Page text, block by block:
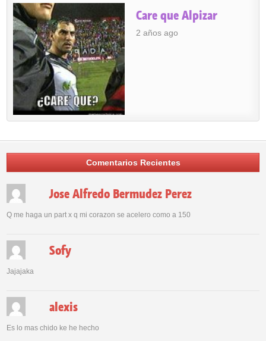
Care que Alpizar
2 años ago
Comentarios Recientes
Jose Alfredo Bermudez Perez
Q me haga un part x q mi corazon se acelero como a 150
Sofy
Jajajaka
alexis
Es lo mas chido ke he hecho